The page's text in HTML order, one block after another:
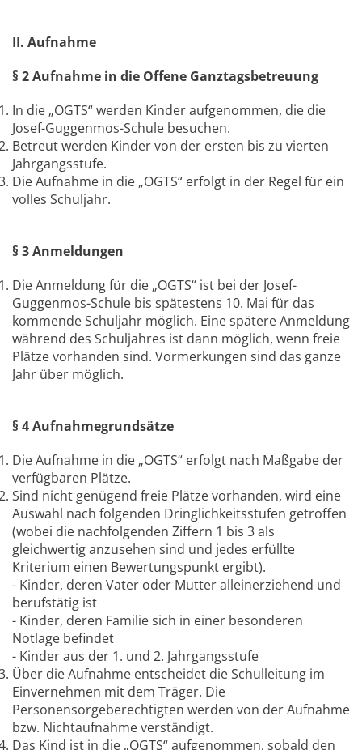
II. Aufnahme
§ 2 Aufnahme in die Offene Ganztagsbetreuung
In die „OGTS“ werden Kinder aufgenommen, die die
Josef-Guggenmos-Schule besuchen.
Betreut werden Kinder von der ersten bis zu vierten
Jahrgangsstufe.
Die Aufnahme in die „OGTS“ erfolgt in der Regel für ein
volles Schuljahr.
§ 3 Anmeldungen
Die Anmeldung für die „OGTS“ ist bei der Josef-
Guggenmos-Schule bis spätestens 10. Mai für das
kommende Schuljahr möglich. Eine spätere Anmeldung
während des Schuljahres ist dann möglich, wenn freie
Plätze vorhanden sind. Vormerkungen sind das ganze
Jahr über möglich.
§ 4 Aufnahmegrundsätze
Die Aufnahme in die „OGTS“ erfolgt nach Maßgabe der
verfügbaren Plätze.
Sind nicht genügend freie Plätze vorhanden, wird eine
Auswahl nach folgenden Dringlichkeitsstufen getroffen
(wobei die nachfolgenden Ziffern 1 bis 3 als
gleichwertig anzusehen sind und jedes erfüllte
Kriterium einen Bewertungspunkt ergibt).
- Kinder, deren Vater oder Mutter alleinerziehend und
berufstätig ist
- Kinder, deren Familie sich in einer besonderen
Notlage befindet
- Kinder aus der 1. und 2. Jahrgangsstufe
Über die Aufnahme entscheidet die Schulleitung im
Einvernehmen mit dem Träger. Die
Personensorgeberechtigten werden von der Aufnahme
bzw. Nichtaufnahme verständigt.
Das Kind ist in die „OGTS“ aufgenommen, sobald den